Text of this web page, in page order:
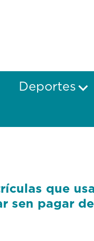
Deportes
que
sen pagar de